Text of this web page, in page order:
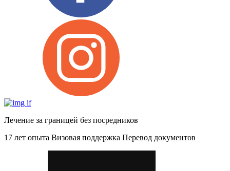
Лечение за границей без посредников
17 лет опыта Визовая поддержка Перевод документов